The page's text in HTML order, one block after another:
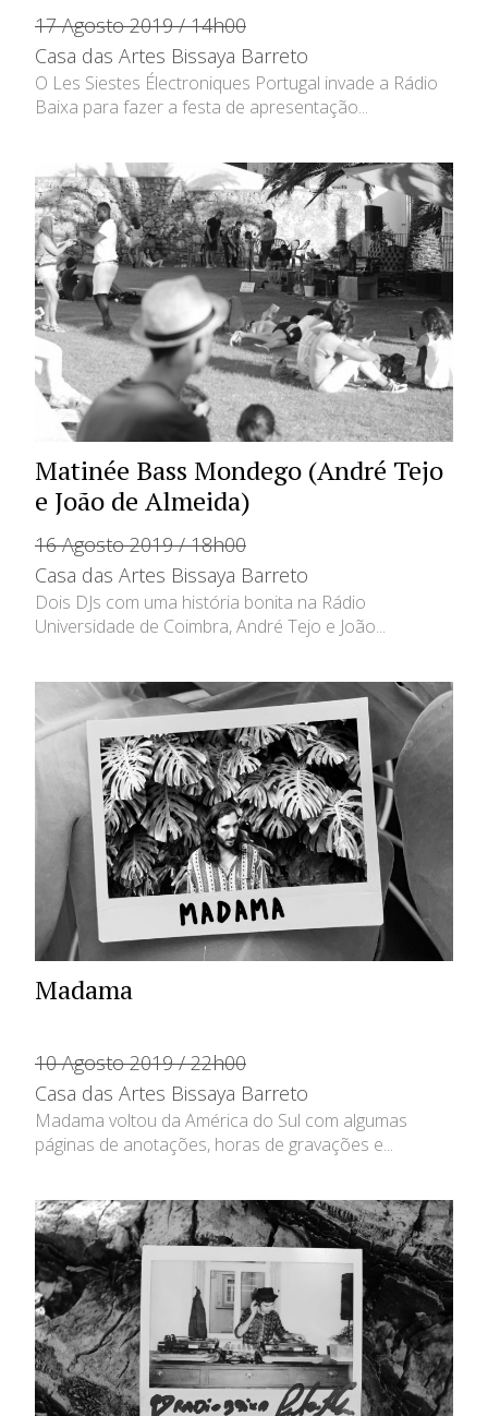
17 Agosto 2019 / 14h00
Casa das Artes Bissaya Barreto
O Les Siestes Électroniques Portugal invade a Rádio
Baixa para fazer a festa de apresentação...
Matinée Bass Mondego (André Tejo
e João de Almeida)
16 Agosto 2019 / 18h00
Casa das Artes Bissaya Barreto
Dois DJs com uma história bonita na Rádio
Universidade de Coimbra, André Tejo e João...
Madama
10 Agosto 2019 / 22h00
Casa das Artes Bissaya Barreto
Madama voltou da América do Sul com algumas
páginas de anotações, horas de gravações e...